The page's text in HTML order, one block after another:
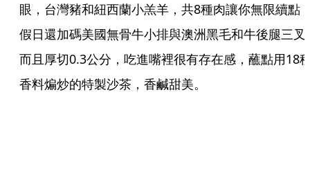
眼，台灣豬和紐西蘭小羔羊，共8種肉讓你無限續點
假日還加碼美國無骨牛小排與澳洲黑毛和牛後腿三叉
而且厚切0.3公分，吃進嘴裡很有存在感，蘸點用18
香料煸炒的特製沙茶，香鹹甜美。